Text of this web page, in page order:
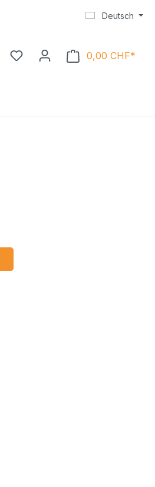
Deutsch
0,00 CHF*
gewünschten Wert